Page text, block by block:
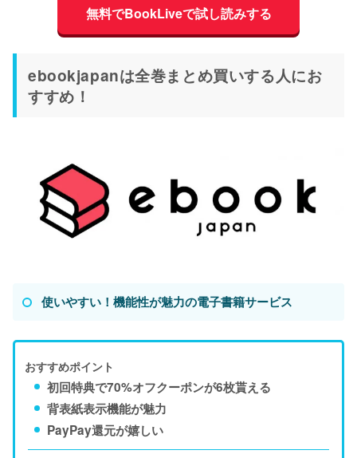
無料でBookLiveで試し読みする
ebookjapanは全巻まとめ買いする人にお
すすめ！
使いやすい！機能性が魅力の電子書籍サービス
おすすめポイント
初回特典で70%オフクーポンが6枚貰える
背表紙表示機能が魅力
PayPay還元が嬉しい